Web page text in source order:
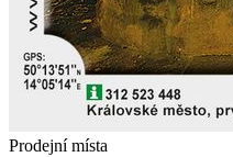
Prodejní místa